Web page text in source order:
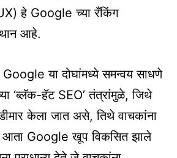
हे Google च्या रँकिंग
आहे.
या दोघांमध्ये समन्वय साधणे
‘ब्लॅक-हॅट SEO’ तंत्रांमुळे, जिथे
केला जात असे, तिथे वाचकांना
आता Google खूप विकसित झाले